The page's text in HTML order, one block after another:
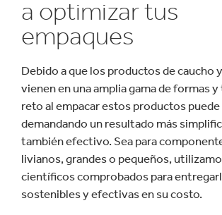
a optimizar tus
empaques
Debido a que los productos de caucho
vienen en una amplia gama de formas
reto al empacar estos productos
demandando un resultado más
también efectivo. Sea para
livianos, grandes o pequeños,
científicos comprobados para
sostenibles y efectivas en su costo.